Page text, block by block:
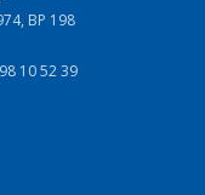
BP 198
10 52 39